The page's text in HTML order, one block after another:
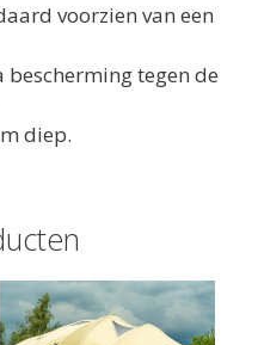
voorzien van een
tegen de
diep.